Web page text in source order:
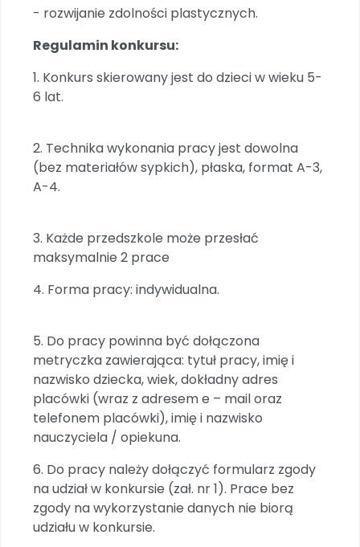
Promocje
- rozwijanie zdolności plastycznych.
Regulamin konkursu:
1. Konkurs skierowany jest do dzieci w wieku 5-
6 lat.
2. Technika wykonania pracy jest dowolna
(bez materiałów sypkich), płaska, format A-3,
A-4.
3. Każde przedszkole może przesłać
maksymalnie 2 prace
4. Forma pracy: indywidualna.
5. Do pracy powinna być dołączona
metryczka zawierająca: tytuł pracy, imię i
nazwisko dziecka, wiek, dokładny adres
placówki (wraz z adresem e – mail oraz
telefonem placówki), imię i nazwisko
nauczyciela / opiekuna.
6. Do pracy należy dołączyć formularz zgody
na udział w konkursie (zał. nr 1). Prace bez
zgody na wykorzystanie danych nie biorą
udziału w konkursie.